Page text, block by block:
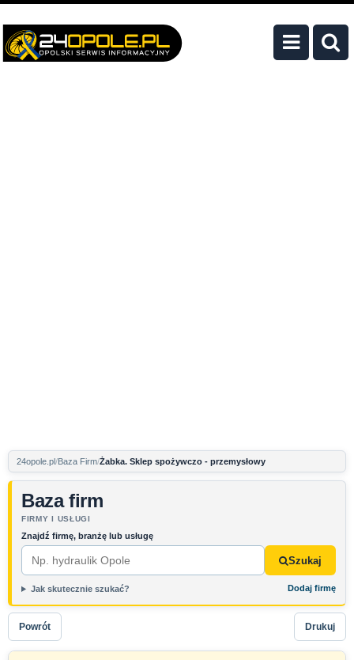
24opole.pl Baza Firm Żabka. Sklep spożywczo - przemysłowy
Baza firm
FIRMY I USŁUGI
Znajdź firmę, branżę lub usługę
Szukaj
Jak skutecznie szukać? Dodaj firmę
Powrót Drukuj